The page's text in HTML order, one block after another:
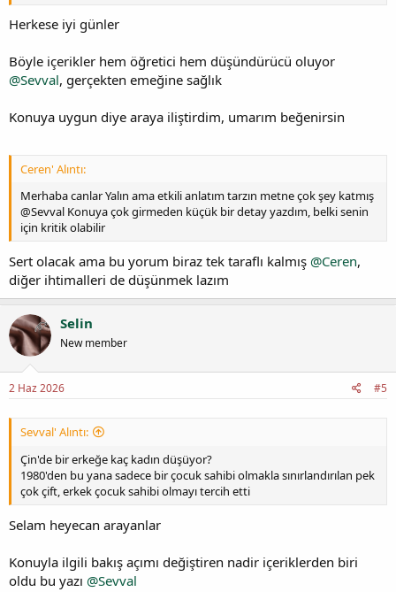
Herkese iyi günler
Böyle içerikler hem öğretici hem düşündürücü oluyor
@Sevval, gerçekten emeğine sağlık
Konuya uygun diye araya iliştirdim, umarım beğenirsin
Ceren' Alıntı:
Merhaba canlar Yalın ama etkili anlatım tarzın metne çok şey katmış
@Sevval Konuya çok girmeden küçük bir detay yazdım, belki senin
için kritik olabilir
Sert olacak ama bu yorum biraz tek taraflı kalmış @Ceren,
diğer ihtimalleri de düşünmek lazım
Selin
New member
2 Haz 2026 #5
Sevval' Alıntı:
Çin'de bir erkeğe kaç kadın düşüyor?
1980'den bu yana sadece bir çocuk sahibi olmakla sınırlandırılan pek
çok çift, erkek çocuk sahibi olmayı tercih etti
Selam heyecan arayanlar
Konuyla ilgili bakış açımı değiştiren nadir içeriklerden biri
oldu bu yazı @Sevval